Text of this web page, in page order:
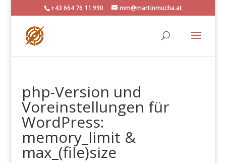
+43 664 76 11 990 mm@martinmucha.at
php-Version und
Voreinstellungen für
WordPress:
memory_limit &
max_(file)size